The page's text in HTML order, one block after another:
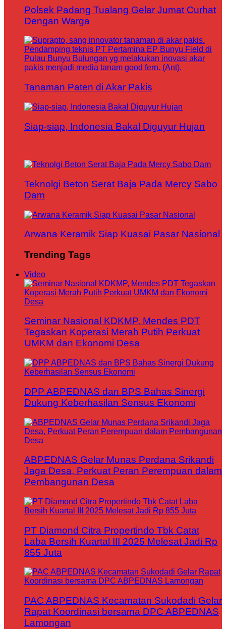
Polsek Padang Tualang Gelar Jumat Curhat
Dengan Warga
Tanaman Paten di Akar Pakis
Siap-siap, Indonesia Bakal Diguyur Hujan
Teknolgi Beton Serat Baja Pada Mercy Sabo
Dam
Arwana Keramik Siap Kuasai Pasar Nasional
Trending Tags
Video
Seminar Nasional KDKMP, Mendes PDT
Tegaskan Koperasi Merah Putih Perkuat
UMKM dan Ekonomi Desa
DPP ABPEDNAS dan BPS Bahas Sinergi
Dukung Keberhasilan Sensus Ekonomi
ABPEDNAS Gelar Munas Perdana Srikandi
Jaga Desa, Perkuat Peran Perempuan dalam
Pembangunan Desa
PT Diamond Citra Propertindo Tbk Catat
Laba Bersih Kuartal III 2025 Melesat Jadi Rp
855 Juta
PAC ABPEDNAS Kecamatan Sukodadi Gelar
Rapat Koordinasi bersama DPC ABPEDNAS
Lamongan